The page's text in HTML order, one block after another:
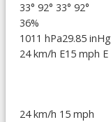
33° 92° 33° 92°
36%
1011 hPa29.85 inHg
24 km/h E15 mph E
24 km/h 15 mph